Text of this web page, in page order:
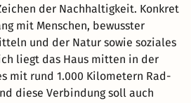
der Nachhaltigkeit. Konkret
mit Menschen, bewusster
und der Natur sowie soziales
liegt das Haus mitten in der
mit rund 1.000 Kilometern Rad-
diese Verbindung soll auch